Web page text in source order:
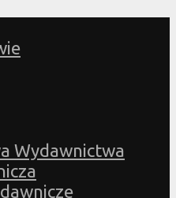
Wydawnictwa